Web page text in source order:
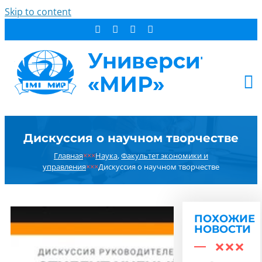
Skip to content
СТУДЕНТУ
ДОПОБРАЗОВАНИЕ
Дискуссия о научном творчестве
Главная×××Наука,Факультет экономики и
управления×××Дискуссия о научном творчестве
ПОХОЖИЕ
НОВОСТИ